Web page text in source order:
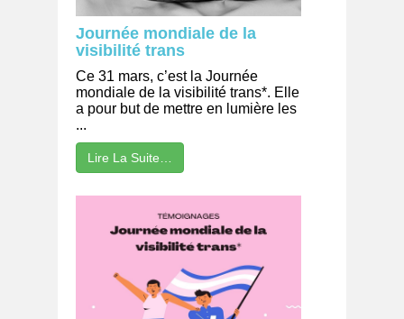
Journée mondiale de la
visibilité trans
Ce 31 mars, c’est la Journée
mondiale de la visibilité trans*. Elle
a pour but de mettre en lumière les
...
Lire La Suite…